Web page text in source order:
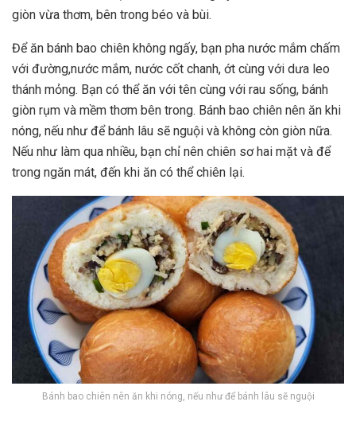
giòn vừa thơm, bên trong béo và bùi.
Để ăn bánh bao chiên không ngấy, bạn pha nước mắm chấm
với đường,nước mắm, nước cốt chanh, ớt cùng với dưa leo
thánh mỏng. Bạn có thể ăn với tên cùng với rau sống, bánh
giòn rụm và mềm thơm bên trong. Bánh bao chiên nên ăn khi
nóng, nếu như để bánh lâu sẽ nguội và không còn giòn nữa.
Nếu như làm qua nhiều, bạn chỉ nên chiên sơ hai mặt và để
trong ngăn mát, đến khi ăn có thể chiên lại.
Bánh bao chiên nên ăn khi nóng, nếu như để bánh lâu sẽ nguội